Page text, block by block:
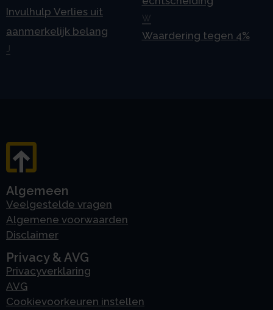
Invulhulp Verlies uit
aanmerkelijk belang
W
Waardering tegen 4%
Algemeen
Veelgestelde vragen
Algemene voorwaarden
Disclaimer
Privacy & AVG
Privacyverklaring
AVG
Cookievoorkeuren instellen